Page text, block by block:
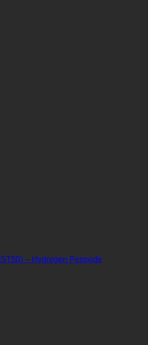
– Hydrogen Peroxide